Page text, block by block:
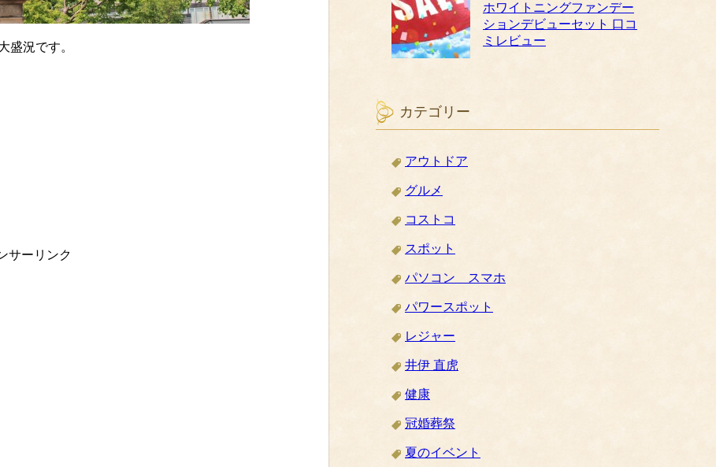
盛況です。
サーリンク
ホワイトニングファンデー
ションデビューセット 口コ
ミレビュー
カテゴリー
アウトドア
グルメ
コストコ
スポット
パソコン スマホ
パワースポット
レジャー
井伊 直虎
健康
冠婚葬祭
夏のイベント